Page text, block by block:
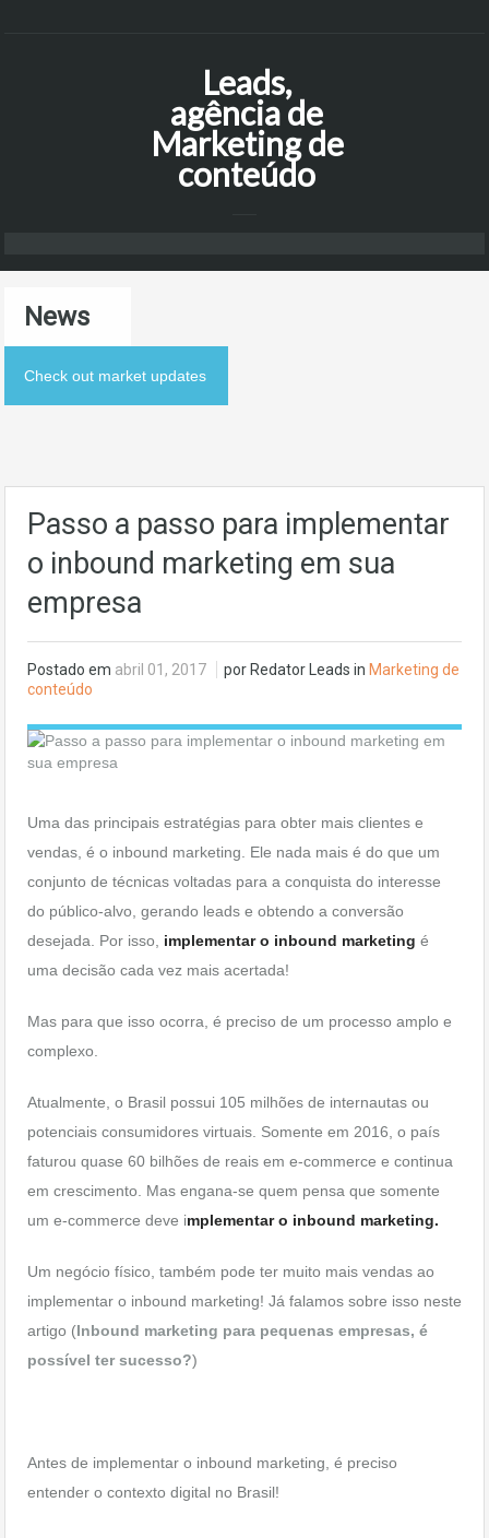
Leads,
agência de
Marketing de
conteúdo
News
Check out market updates
Passo a passo para implementar
o inbound marketing em sua
empresa
Postado em abril 01, 2017 por Redator Leads in Marketing de
conteúdo
Uma das principais estratégias para obter mais clientes e
vendas, é o inbound marketing. Ele nada mais é do que um
conjunto de técnicas voltadas para a conquista do interesse
do público-alvo, gerando leads e obtendo a conversão
desejada. Por isso, implementar o inbound marketing é
uma decisão cada vez mais acertada!
Mas para que isso ocorra, é preciso de um processo amplo e
complexo.
Atualmente, o Brasil possui 105 milhões de internautas ou
potenciais consumidores virtuais. Somente em 2016, o país
faturou quase 60 bilhões de reais em e-commerce e continua
em crescimento. Mas engana-se quem pensa que somente
um e-commerce deve implementar o inbound marketing.
Um negócio físico, também pode ter muito mais vendas ao
implementar o inbound marketing! Já falamos sobre isso neste
artigo (Inbound marketing para pequenas empresas, é
possível ter sucesso?)
Antes de implementar o inbound marketing, é preciso
entender o contexto digital no Brasil!